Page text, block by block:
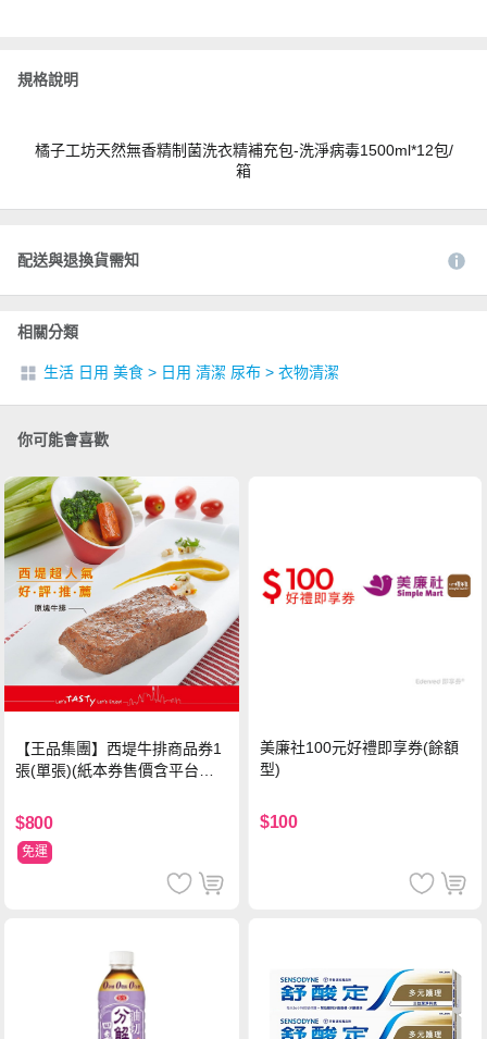
規格說明
橘子工坊天然無香精制菌洗衣精補充包-洗淨病毒1500ml*12包/
箱
配送與退換貨需知
相關分類
生活 日用 美食 > 日用 清潔 尿布 > 衣物清潔
你可能會喜歡
【王品集團】西堤牛排商品券1
張(單張)(紙本券售價含平台物
$800
免運
美廉社100元好禮即享券(餘額
型)
$100